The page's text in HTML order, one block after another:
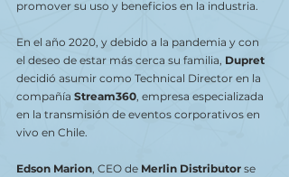
promover su uso y beneficios en la industria.
En el año 2020, y debido a la pandemia y con
el deseo de estar más cerca su familia, Dupret
decidió asumir como Technical Director en la
compañía Stream360, empresa especializada
en la transmisión de eventos corporativos en
vivo en Chile.
Edson Marion, CEO de Merlin Distributor se